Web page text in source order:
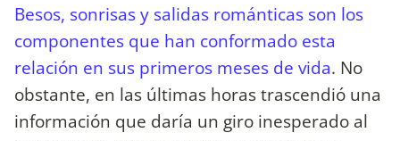
Besos, sonrisas y salidas románticas son los
componentes que han conformado esta
relación en sus primeros meses de vida. No
obstante, en las últimas horas trascendió una
información que daría un giro inesperado al